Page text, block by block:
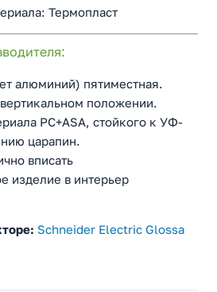
Термопласт
алюминий) пятиместная.
вертикальном положении.
PС+ASA, стойкого к УФ-
царапин.
вписать
изделие в интерьер
Schneider Electric Glossa